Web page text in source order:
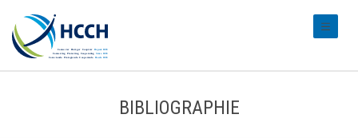
BIBLIOGRAPHIE